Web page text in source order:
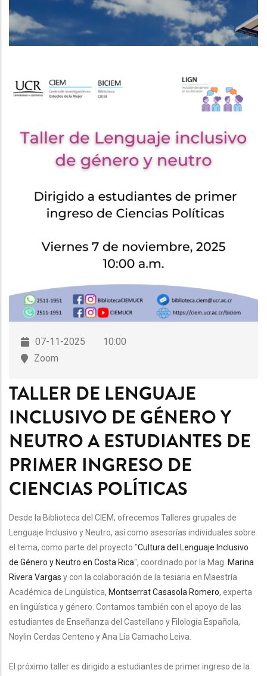
NAVEGACIÓN
07-11-2025
10:00
Zoom
TALLER DE LENGUAJE
INCLUSIVO DE GÉNERO Y
NEUTRO A ESTUDIANTES DE
PRIMER INGRESO DE
CIENCIAS POLÍTICAS
Desde la Biblioteca del CIEM, ofrecemos Talleres grupales de
Lenguaje Inclusivo y Neutro, así como asesorías individuales sobre
el tema, como parte del proyecto "Cultura del Lenguaje Inclusivo
de Género y Neutro en Costa Rica", coordinado por la Mag. Marina
Rivera Vargas y con la colaboración de la tesiaria en Maestría
Académica de Lingüística, Montserrat Casasola Romero, experta
en lingüística y género. Contamos también con el apoyo de las
estudiantes de Enseñanza del Castellano y Filología Española,
Noylin Cerdas Centeno y Ana Lía Camacho Leiva.
El próximo taller es dirigido a estudiantes de primer ingreso de la